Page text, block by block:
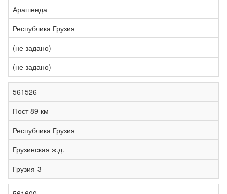
Арашенда
Республика Грузия
(не задано)
(не задано)
561526
Пост 89 км
Республика Грузия
Грузинская ж.д.
Грузия-3